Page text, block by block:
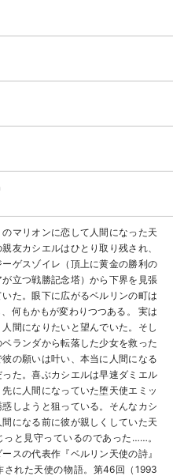
マリオンに恋して人間になった天
友カシエルはひとり取り残され、
ゲスゾイレ（頂上に黄金の勝利の
立つ戦勝記念塔）から下界を見張
た。眼下に広がるベルリンの町は
何もかもが変わりつつある。 実は
間になりたいと望んでいた。そし
ランダから転落した少女を救った
の願いは叶い、本当に人間になる
た。喜ぶカシエルは早速ダミエル
に人間になっていた堕天使エミッ
惑しようと狙っている。そんなカシ
になる前に彼が親しくしていた天
っと見守っているのであった……。
スの代表作『ベルリン天使の詩』
された天使の物語。第46回（1993